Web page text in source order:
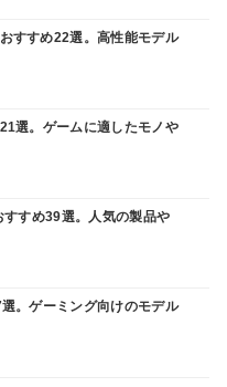
すすめ22選。高性能モデル
選。ゲームに適したモノや
すすめ39選。人気の製品や
。ゲーミング向けのモデル